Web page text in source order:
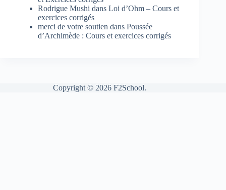
Rodrigue Mushi dans Loi d’Ohm – Cours et
exercices corrigés
merci de votre soutien dans Poussée
d’Archimède : Cours et exercices corrigés
Copyright © 2026 F2School.